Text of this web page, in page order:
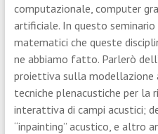
computazionale, computer
artificiale. In questo
matematici che queste
ne abbiamo fatto. Parlerò
proiettiva sulla
tecniche plenacustiche per la
interattiva di campi acustici;
“inpainting” acustico, e altro